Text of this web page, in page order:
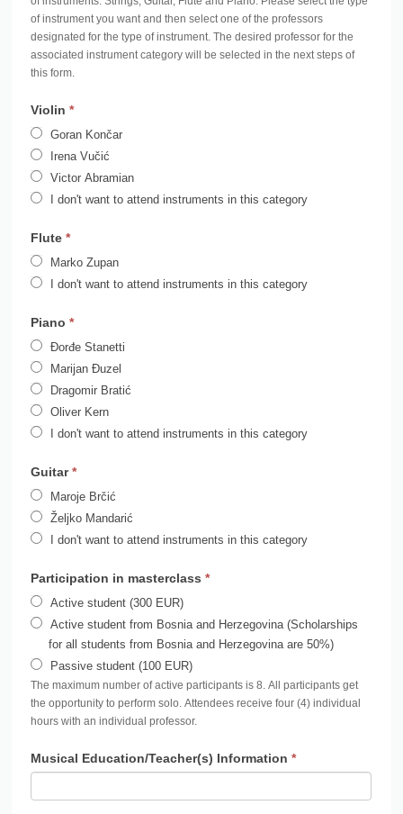
designated for the type of instrument. The desired professor for the
associated instrument category will be selected in the next steps of
this form.
Violin*
Goran Končar
Irena Vučić
Victor Abramian
I don't want to attend instruments in this category
Flute*
Marko Zupan
I don't want to attend instruments in this category
Piano*
Đorđe Stanetti
Marijan Đuzel
Dragomir Bratić
Oliver Kern
I don't want to attend instruments in this category
Guitar*
Maroje Brčić
Željko Mandarić
I don't want to attend instruments in this category
Participation in masterclass*
Active student (300 EUR)
Active student from Bosnia and Herzegovina (Scholarships
Passive student (100 EUR)
The maximum number of active participants is 8. All participants get
the opportunity to perform solo. Attendees receive four (4) individual
hours with an individual professor.
Musical Education/Teacher(s) Information
Please list the repertoire you desire to prepare for the